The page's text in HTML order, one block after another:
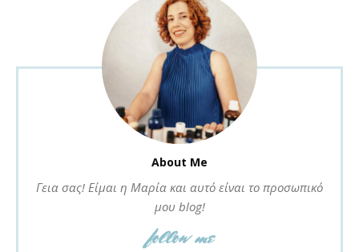
About Me
Γεια σας! Είμαι η Μαρία και αυτό είναι το προσωπικό
μου blog!
follow me